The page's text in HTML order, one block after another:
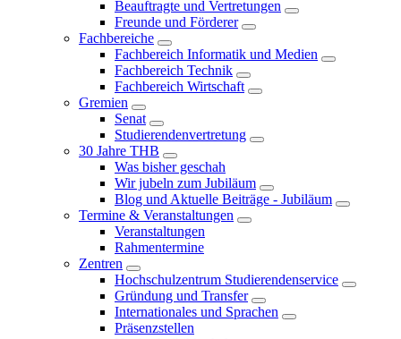
Beauftragte und Vertretungen
Freunde und Förderer
Fachbereiche
Fachbereich Informatik und Medien
Fachbereich Technik
Fachbereich Wirtschaft
Gremien
Senat
Studierendenvertretung
30 Jahre THB
Was bisher geschah
Wir jubeln zum Jubiläum
Blog und Aktuelle Beiträge - Jubiläum
Termine & Veranstaltungen
Veranstaltungen
Rahmentermine
Zentren
Hochschulzentrum Studierendenservice
Gründung und Transfer
Internationales und Sprachen
Präsenzstellen